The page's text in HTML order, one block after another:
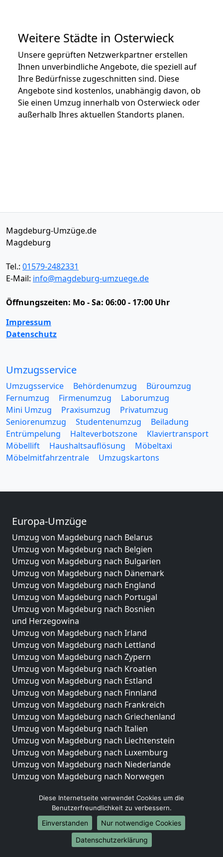
Weitere Städte in Osterwieck
Unsere geprüften Netzwerkpartner erstellen
Ihnen unverbindliche Angebote, die speziell auf
Ihre Bedürfnisse zugeschnitten sind. Diese
Angebote sind kostenlos, unabhängig davon, ob
Sie einen Umzug innerhalb von Osterwieck oder
außerhalb Ihres aktuellen Standorts planen.
Magdeburg-Umzüge.de
Magdeburg
Tel.: 01579-2482331
E-Mail: info@magdeburg-umzuege.de
Öffnungszeiten: Mo - Sa: 06:00 - 17:00 Uhr
Impressum
Datenschutz
Umzugsservice
Umzugsservice Behördenumzug
Büroumzug
Fernumzug
Firmenumzug
Laborumzug
Mini Umzug
Praxisumzug
Privatumzug
Seniorenumzug
Studentenumzug
Beiladung
Entrümpelung
Halteverbotszone
Klaviertransport
Möbellift
Haushaltsauflösung
Möbeltaxi
Möbelmitfahrzentrale
Umzugskartons
Europa-Umzüge
Umzug von Magdeburg nach Belarus
Umzug von Magdeburg nach Belgien
Umzug von Magdeburg nach Bulgarien
Umzug von Magdeburg nach Dänemark
Umzug von Magdeburg nach England
Umzug von Magdeburg nach Portugal
Umzug von Magdeburg nach Bosnien
und Herzegowina
Umzug von Magdeburg nach Irland
Umzug von Magdeburg nach Lettland
Umzug von Magdeburg nach Zypern
Umzug von Magdeburg nach Kroatien
Umzug von Magdeburg nach Estland
Umzug von Magdeburg nach Finnland
Umzug von Magdeburg nach Frankreich
Umzug von Magdeburg nach Griechenland
Umzug von Magdeburg nach Italien
Umzug von Magdeburg nach Liechtenstein
Umzug von Magdeburg nach Luxemburg
Umzug von Magdeburg nach Niederlande
Umzug von Magdeburg nach Norwegen
Umzüge-Deutschlandweit
Umzug von Magdeburg nach Berlin
Umzug von Magdeburg nach Hamburg
Umzug von Magdeburg nach München
Umzug von Magdeburg nach Köln
Diese Internetseite verwendet Cookies um die
Benutzerfreundlichkeit zu verbessern.
Einverstanden
Nur notwendige Cookies
Datenschutzerklärung